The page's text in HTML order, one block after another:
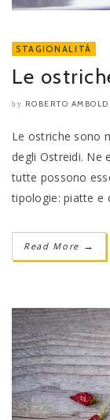
STAGIONALITÀ
Le
by ROBERTO AMBOLDI
Le ostriche sono
degli Ostreidi. Ne
tutte possono
tipologie: piatte e
Read More →